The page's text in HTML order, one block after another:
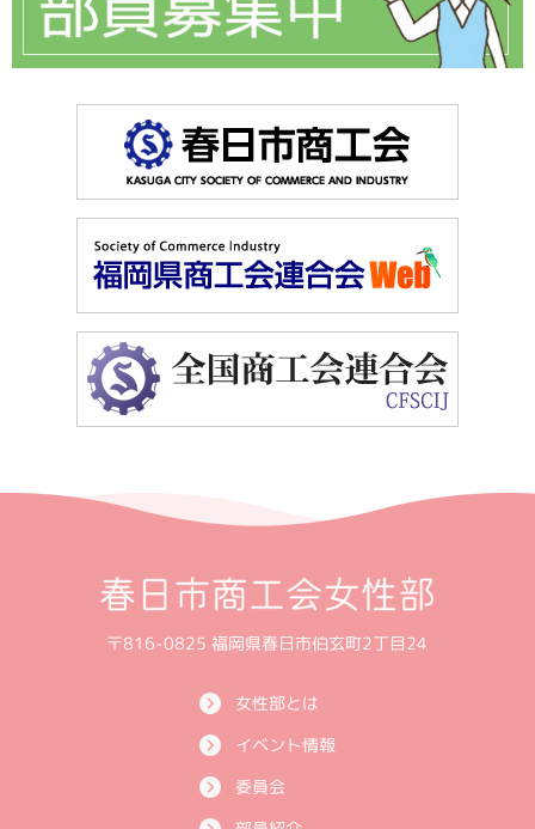
〒816-0825 福岡県春日市伯玄町2丁目24
女性部とは
イベント情報
委員会